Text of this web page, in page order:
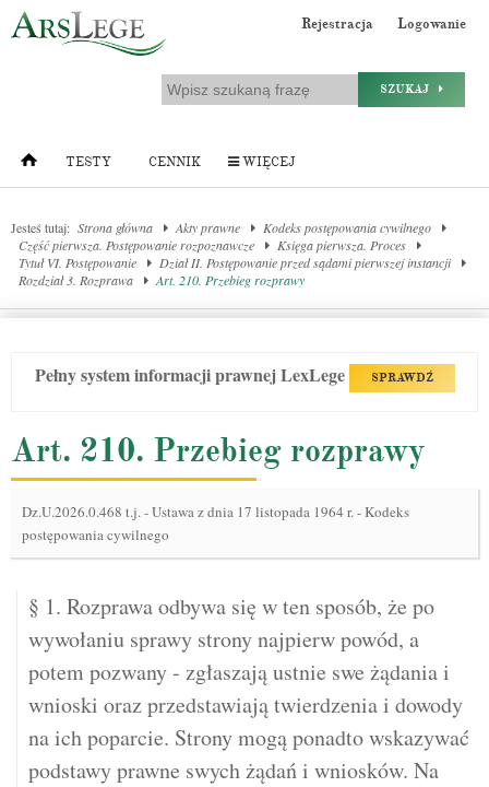
Rejestracja Logowanie
SZUKAJ
TESTY CENNIK WIĘCEJ
Jesteś tutaj: Strona główna Akty prawne
Kodeks postępowania cywilnego
Część pierwsza. Postępowanie rozpoznawcze
Księga pierwsza. Proces
Tytuł VI. Postępowanie
Dział II. Postępowanie przed sądami pierwszej instancji
Rozdział 3. Rozprawa
Art. 210. Przebieg rozprawy
Pełny system informacji prawnej LexLege SPRAWDŹ
Art. 210. Przebieg rozprawy
Dz.U.2026.0.468 t.j.-Ustawa z dnia 17 listopada 1964 r. - Kodeks
postępowania cywilnego
§ 1. Rozprawa odbywa się w ten sposób, że po
wywołaniu sprawy strony najpierw powód, a
potem pozwany - zgłaszają ustnie swe żądania i
wnioski oraz przedstawiają twierdzenia i dowody
na ich poparcie. Strony mogą ponadto wskazywać
podstawy prawne swych żądań i wniosków. Na